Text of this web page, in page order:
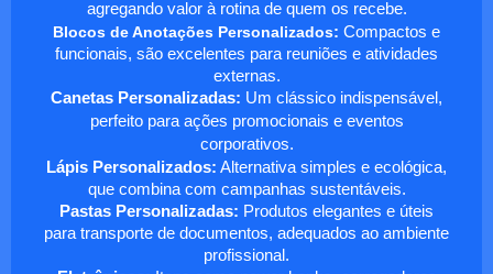
agregando valor à rotina de quem os recebe.
Blocos de Anotações Personalizados: Compactos e
funcionais, são excelentes para reuniões e atividades
externas.
Canetas Personalizadas: Um clássico indispensável,
perfeito para ações promocionais e eventos
corporativos.
Lápis Personalizados: Alternativa simples e ecológica,
que combina com campanhas sustentáveis.
Pastas Personalizadas: Produtos elegantes e úteis
para transporte de documentos, adequados ao ambiente
profissional.